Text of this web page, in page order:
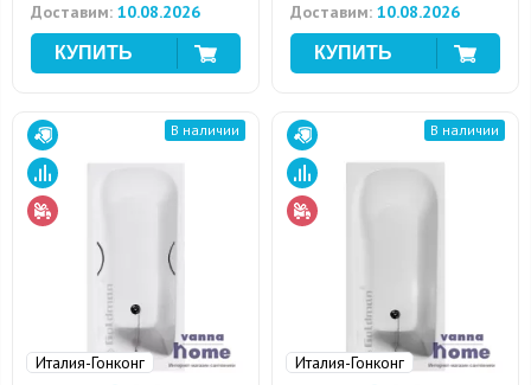
Доставим: 10.08.2026
Доставим: 10.08.2026
Италия-Гонконг
В наличии
Италия-Гонконг
В наличии